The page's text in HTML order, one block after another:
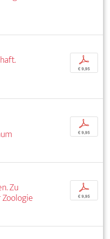
p
€ 9,95
p
€ 9,95
Zu
p
€ 9,95